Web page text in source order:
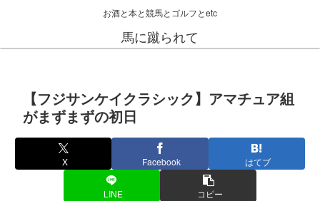
お酒と本と競馬とゴルフとetc
馬に蹴られて
【フジサンケイクラシック】アマチュア組
がまずまずの初日
X Facebook はてブ
LINE コピー